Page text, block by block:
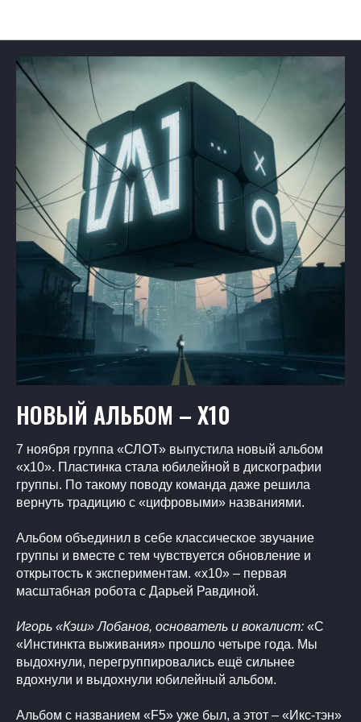
НОВЫЙ АЛЬБОМ – Х10
7 ноября группа «СЛОТ» выпустила новый альбом
«х10». Пластинка стала юбилейной в дискографии
группы. По такому поводу команда даже решила
вернуть традицию с «цифровыми» названиями.
Альбом объединил в себе классическое звучание
группы и вместе с тем чувствуется обновление и
открытость к экспериментам. «х10» – первая
масштабная робота с Дарьей Равдиной.
Игорь «Кэш» Лобанов, основатель и вокалист: «С
«Инстинкта выживания» прошло четыре года. Мы
выдохнули, перегруппировались ещё сильнее
вдохнули и выдохнули юбилейный альбом.
Альбом с названием «F5» уже был, а этот – «Икс-тэн»